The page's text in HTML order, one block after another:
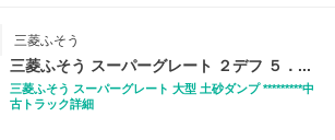
三菱ふそう
三菱ふそう スーパーグレート ２デフ ５．...
三菱ふそう スーパーグレート 大型 土砂ダンプ *********中
古トラック詳細